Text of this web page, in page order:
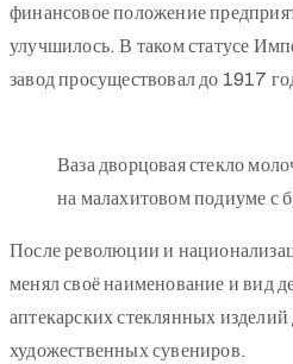
финансовое положение
улучшилось. В таком статусе
завод просуществовал до 1917
Ваза дворцовая стекло
на малахитовом подиуме с
После революции и
менял своё наименование и вид
аптекарских стеклянных изделий
художественных сувениров.